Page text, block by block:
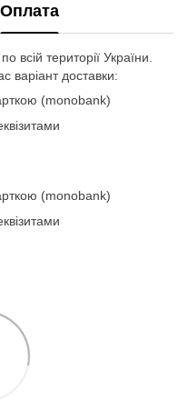
Оплата
всій території України.
варіант доставки:
(monobank)
(monobank)